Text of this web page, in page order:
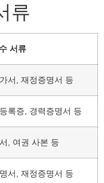
류
서류
서, 재정증명서 등
록증, 경력증명서 등
, 여권 사본 등
서, 재정증명서 등